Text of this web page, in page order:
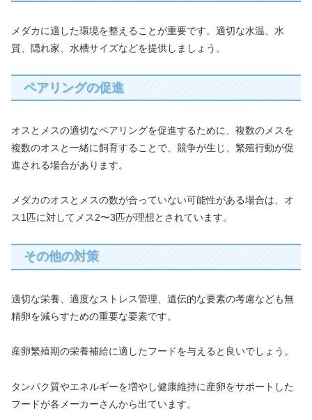
メダカに適した環境を整えることが重要です。適切な水温、水
質、隠れ家、水槽サイズなどを提供しましょう。
ペアリングの促進
オスとメスの適切なペアリングを促進するために、複数のメスを
複数のオスと一緒に飼育することで、競争が生じ、繁殖行動が促
進される場合があります。
メダカのオスとメスの数が合っていない可能性がある場合は、オ
ス1匹に対してメス2〜3匹が理想とされています。
その他の対策
適切な栄養、適度なストレス管理、遺伝的な要素の考慮なども無
精卵を減らすための重要な要素です。
産卵繁殖期の栄養補給に適したフードを与えると良いでしょう。
タンパク質やエネルギーを増やし健康維持に産卵をサポートした
フードが各メーカーさんから出ています。